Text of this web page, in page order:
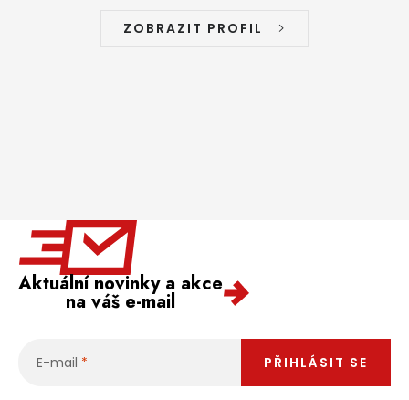
ZOBRAZIT PROFIL
Aktuální novinky a akce
na váš e-mail
E-mail PŘIHLÁSIT SE